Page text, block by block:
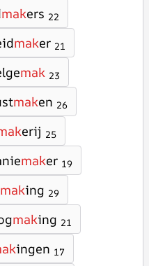
makers 22
maker 21
mak 23
maken 26
erij 25
maker 19
making 29
making 21
ingen 17